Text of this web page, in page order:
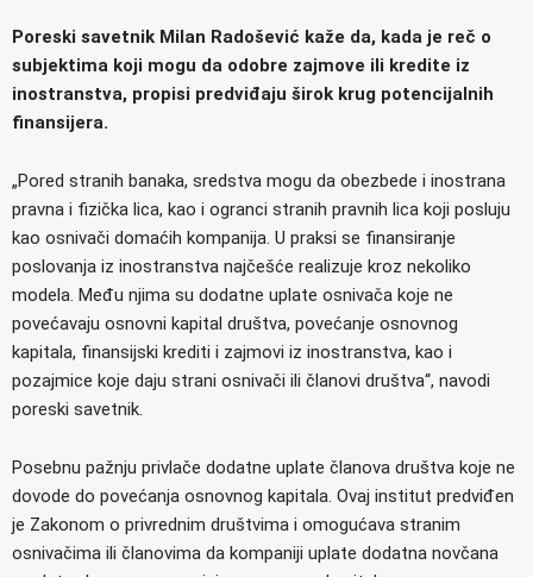
Poreski savetnik Milan Radošević kaže da, kada je reč o
subjektima koji mogu da odobre zajmove ili kredite iz
inostranstva, propisi predviđaju širok krug potencijalnih
finansijera.
„Pored stranih banaka, sredstva mogu da obezbede i inostrana
pravna i fizička lica, kao i ogranci stranih pravnih lica koji posluju
kao osnivači domaćih kompanija. U praksi se finansiranje
poslovanja iz inostranstva najčešće realizuje kroz nekoliko
modela. Među njima su dodatne uplate osnivača koje ne
povećavaju osnovni kapital društva, povećanje osnovnog
kapitala, finansijski krediti i zajmovi iz inostranstva, kao i
pozajmice koje daju strani osnivači ili članovi društva“, navodi
poreski savetnik.
Posebnu pažnju privlače dodatne uplate članova društva koje ne
dovode do povećanja osnovnog kapitala. Ovaj institut predviđen
je Zakonom o privrednim društvima i omogućava stranim
osnivačima ili članovima da kompaniji uplate dodatna novčana